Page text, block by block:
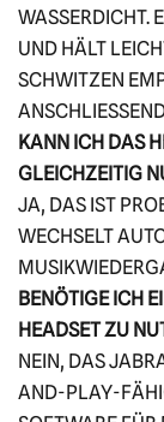
WASSERDICHT.
ND HÄLT
HWITZEN
SCHLIESSEND
KANN ICH DAS
GLEICHZEITIG
JA, DAS IST
WECHSELT
BENÖTIGE ICH
HEADSET ZU
NEIN, DAS
AND-PLAY-